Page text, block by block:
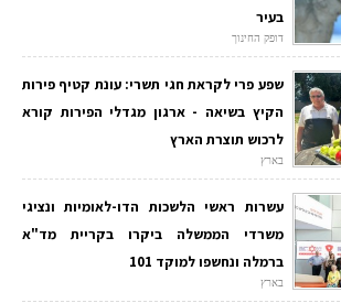
בעיר
דופק החינוך
שפע פרי לקראת חגי תשרי: עונת קטיף פירות
הקיץ בשיאה - ארגון מגדלי הפירות קורא
לרכוש תוצרת הארץ
בארץ
עשרות ראשי הלשכות הדו-לאומיות ונציגי
משרדי הממשלה ביקרו בקריית מד"א
ברמלה ונחשפו למוקד 101
בארץ